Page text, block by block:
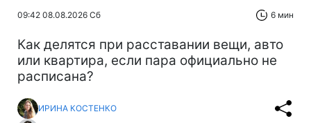
09:42 08.08.2026 Сб 6 мин
Как делятся при расставании вещи, авто
или квартира, если пара официально не
расписана?
ИРИНА КОСТЕНКО